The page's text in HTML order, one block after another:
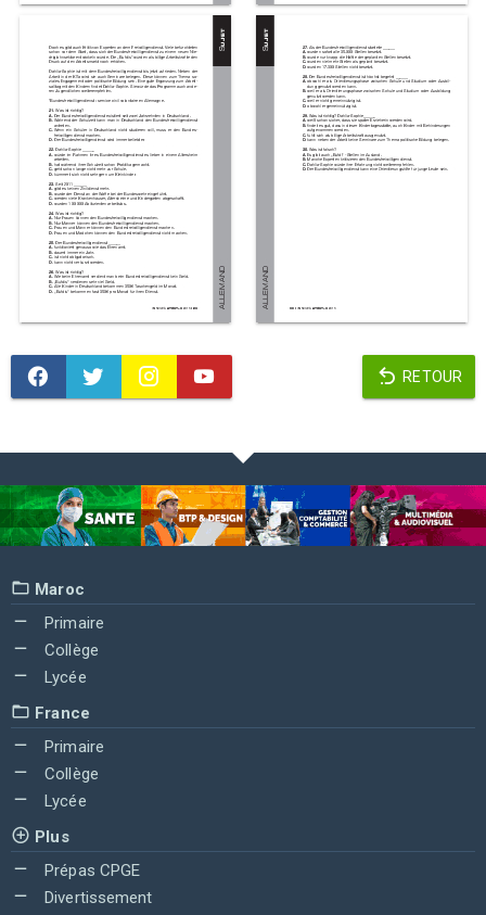
RETOUR
Maroc
Primaire
Collège
Lycée
France
Primaire
Collège
Lycée
Plus
Prépas CPGE
Divertissement